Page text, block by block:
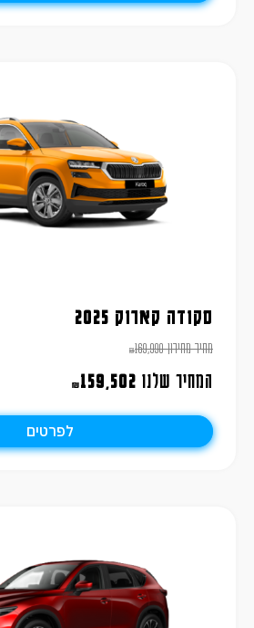
סקודה קארוק 2025
מחיר מחירון ₪169,990
המחיר שלנו ₪159,502
לפרטים